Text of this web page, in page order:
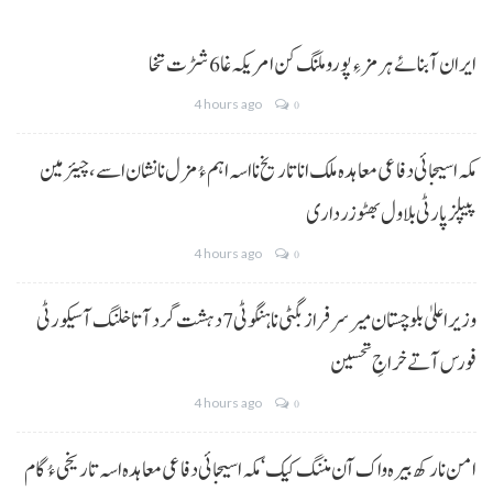
ایران آبنائے ہرمز ءِ پورو ملنگ کن امریکہ غا 6 شڑت تخا
4 hours ago 0
مکہ اسیجائی دفاعی معاہدہ ملک انا تاریخ نا اسہ اہم ءُ مزل نا نشان اسے، چیئرمین
پیپلز پارٹی بلاول بھٹو زرداری
4 hours ago 0
وزیراعلیٰ بلوچستان میر سرفراز بگٹی نا ہنگو ٹی 7 دہشت گرد آتا خلنگ آ سیکورٹی
فورس آتے خراجِ تحسین
4 hours ago 0
امن نا رکھ بیرہ واک آن مننگ کیک‘ مکہ اسیجائی دفاعی معاہدہ اسہ تاریخی ءُ گام